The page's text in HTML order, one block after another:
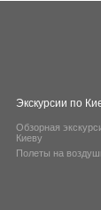
Экскурсии по
Обзорная
Киеву
Полеты на